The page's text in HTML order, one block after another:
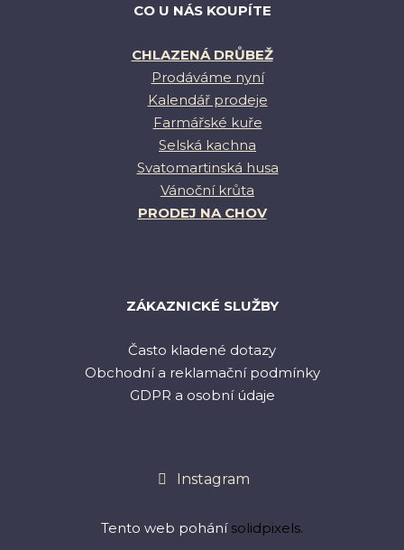
CO U NÁS KOUPÍTE
CHLAZENÁ DRŮBEŽ
Prodáváme nyní
Kalendář prodeje
Farmářské kuře
Selská kachna
Svatomartinská husa
Vánoční krůta
PRODEJ NA CHOV
ZÁKAZNICKÉ SLUŽBY
Často kladené dotazy
Obchodní a reklamační podmínky
GDPR a osobní údaje
Instagram
Tento web pohání solidpixels.